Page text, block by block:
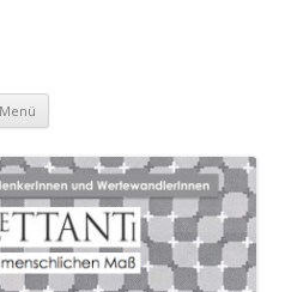
Menü Zum
springen